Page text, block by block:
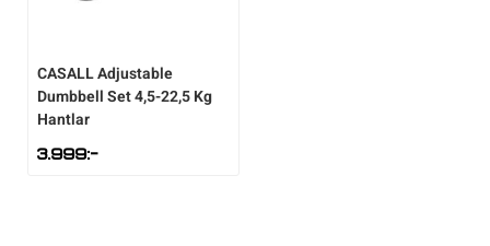
CASALLAdjustable
Dumbbell Set 4,5-22,5 Kg
Hantlar
3.999:-